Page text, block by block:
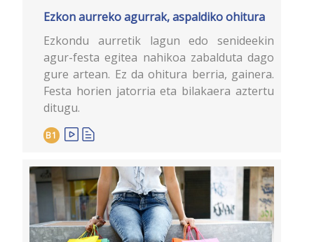
Ezkon aurreko agurrak, aspaldiko ohitura
Ezkondu aurretik lagun edo senideekin
agur-festa egitea nahikoa zabalduta dago
gure artean. Ez da ohitura berria, gainera.
Festa horien jatorria eta bilakaera aztertu
ditugu.
B1